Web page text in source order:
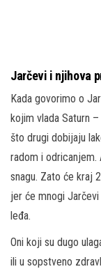
Jarčevi i njihova
Kada govorimo o
kojim vlada Saturn
što drugi dobijaju
radom i odricanjem.
snagu. Zato će kraj
jer će mnogi
leđa.
Oni koji su dugo
ili u sopstveno